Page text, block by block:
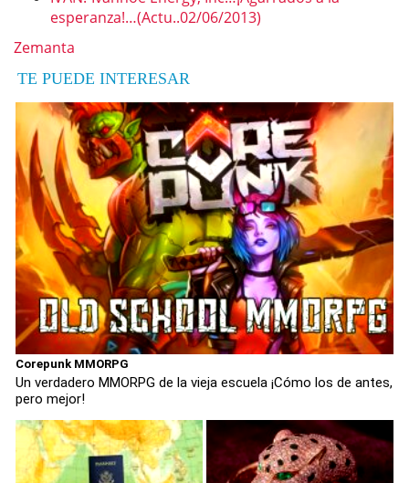
esperanza!…(Actu..02/06/2013)
Zemanta
TE PUEDE INTERESAR
Corepunk MMORPG
Un verdadero MMORPG de la vieja escuela ¡Cómo los de antes,
pero mejor!